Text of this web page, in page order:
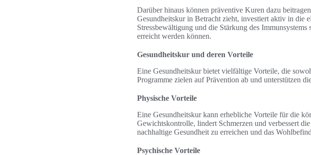
Darüber hinaus können präventive Kuren dazu
Gesundheitskur in Betracht zieht, investiert aktiv in die
Stressbewältigung und die Stärkung des
erreicht werden können.
Gesundheitskur und deren Vorteile
Eine Gesundheitskur bietet vielfältige Vorteile, die
Programme zielen auf Prävention ab und unterstützen
Physische Vorteile
Eine Gesundheitskur kann erhebliche Vorteile für die
Gewichtskontrolle, lindert Schmerzen und verbessert
nachhaltige Gesundheit zu erreichen und das
Psychische Vorteile